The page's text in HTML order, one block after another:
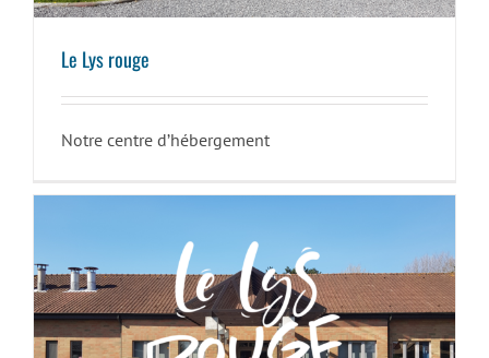
Le Lys rouge
Notre centre d’hébergement